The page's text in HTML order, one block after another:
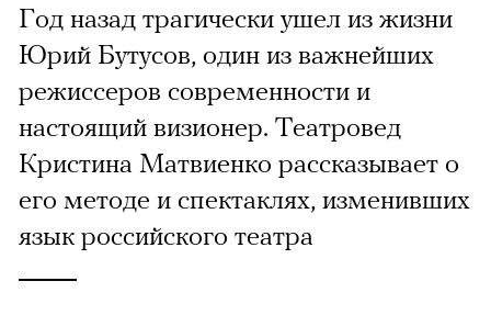
Год назад трагически ушел из жизни
Юрий Бутусов, один из важнейших
режиссеров современности и
настоящий визионер. Театровед
Кристина Матвиенко рассказывает о
его методе и спектаклях, изменивших
язык российского театра